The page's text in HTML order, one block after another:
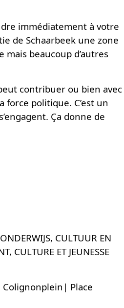
immédiatement à votre
de Schaarbeek une zone
beaucoup d’autres
contribuer ou bien avec
force politique. C’est un
Ça donne de
CULTUUR EN
CULTURE ET JEUNESSE
Place